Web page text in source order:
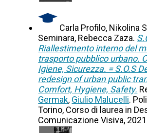
Carla Profilo, Nikolina
Seminara, Rebecca Zaza.
Riallestimento interno del
trasporto pubblico urbano.
Igiene, Sicurezza. = S.O.S
redesign of urban public
Comfort, Hygiene, Safety.
Germak, Giulio Malucelli.
Torino, Corso di laurea in
Comunicazione Visiva, 2021